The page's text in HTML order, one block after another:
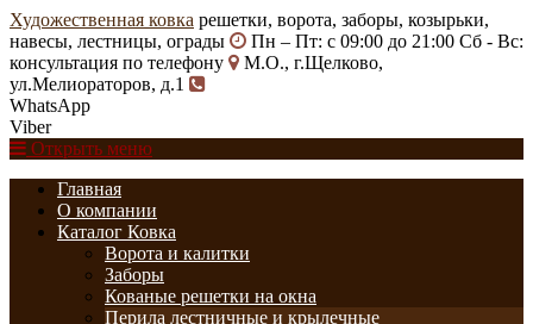
Художественная ковка решетки, ворота, заборы, козырьки,
навесы, лестницы, ограды
Пн – Пт: с 09:00 до 21:00 Сб - Вс:
консультация по телефону
М.О., г.Щелково,
ул.Мелиораторов, д.1
WhatsApp
Viber
Открыть меню
Главная
О компании
Каталог Ковка
Ворота и калитки
Заборы
Кованые решетки на окна
Перила лестничные и крылечные